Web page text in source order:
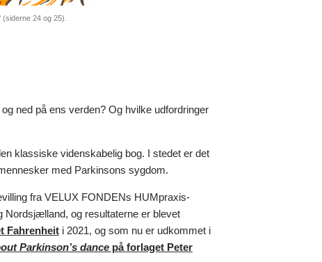
24 og 25).
ned på ens verden? Og hvilke udfordringer
klassiske videnskabelig bog. I stedet er det
med Parkinsons sygdom.
fra VELUX FONDENs HUMpraxis-
Nordsjælland, og resultaterne er blevet
Fahrenheiti 2021, og som nu er udkommet i
Parkinson’s dancepå forlaget Peter